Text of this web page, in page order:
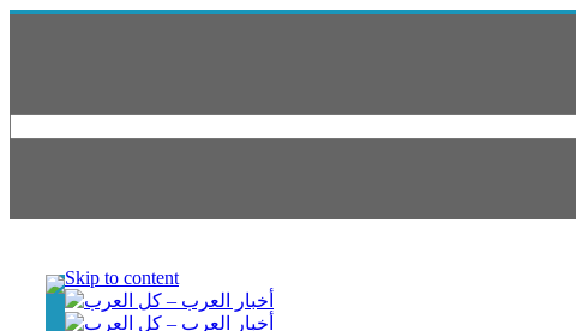
Skip to content